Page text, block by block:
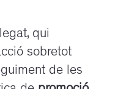
qui
sobretot
de les